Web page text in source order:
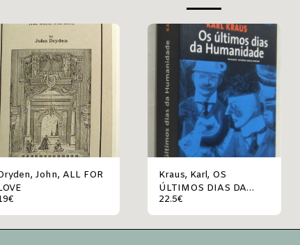
John, ALL FOR
€
Kraus, Karl, OS
ÚLTIMOS DIAS DA
HUMANIDADE
22.5€